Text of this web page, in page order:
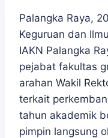
Palangka Raya,
Keguruan dan
IAKN Palangka
pejabat fakultas
arahan Wakil
terkait
tahun akademik
pimpin langsung